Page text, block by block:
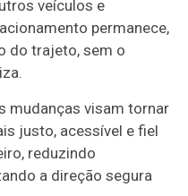
veículos e
permanece,
do trajeto, sem o
mudanças visam tornar
justo, acessível e fiel
reduzindo
a direção segura